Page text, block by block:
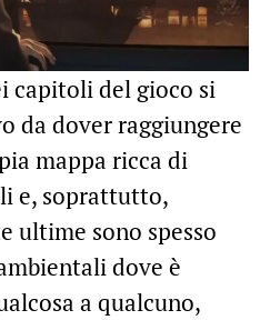
capitoli del gioco si
da dover raggiungere
mappa ricca di
e, soprattutto,
ultime sono spesso
dove è
a qualcuno,